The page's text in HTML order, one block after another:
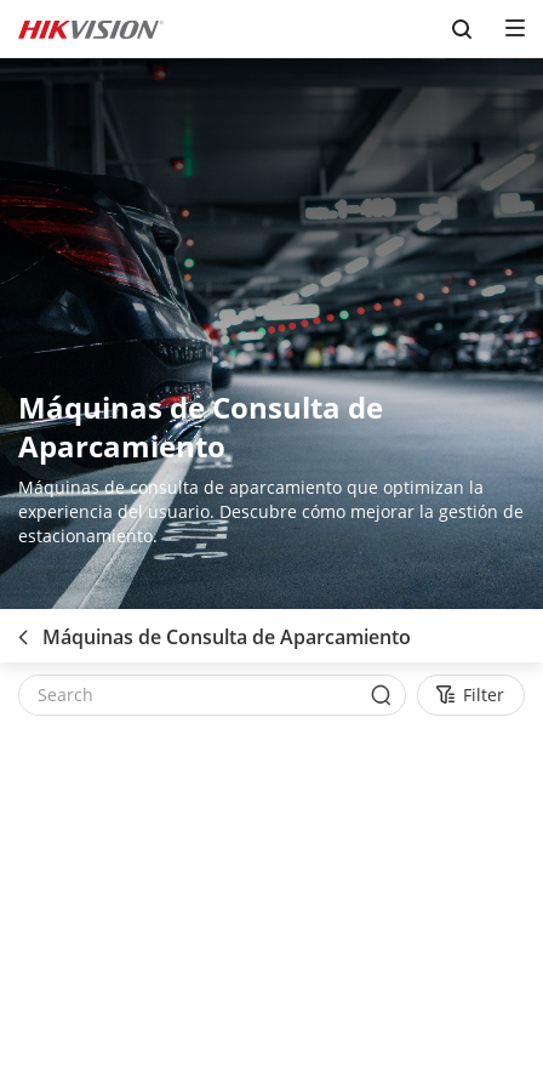
Skip to content
Máquinas de Consulta de
Aparcamiento
Máquinas de consulta de aparcamiento que optimizan la
experiencia del usuario. Descubre cómo mejorar la gestión de
estacionamiento.
Máquinas de Consulta de Aparcamiento
Filter